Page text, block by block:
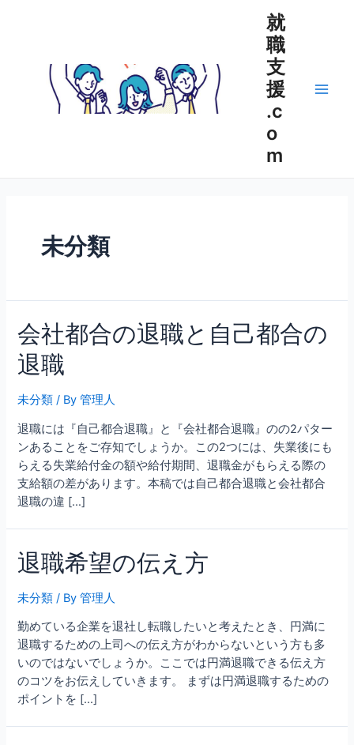
就
職
支
援
.c
o
m
未分類
会社都合の退職と自己都合の
退職
未分類 / By管理人
退職には『自己都合退職』と『会社都合退職』のの2パター
ンあることをご存知でしょうか。この2つには、失業後にも
らえる失業給付金の額や給付期間、退職金がもらえる際の
支給額の差があります。本稿では自己都合退職と会社都合
退職の違 […]
退職希望の伝え方
未分類 / By管理人
勤めている企業を退社し転職したいと考えたとき、円満に
退職するための上司への伝え方がわからないという方も多
いのではないでしょうか。ここでは円満退職できる伝え方
のコツをお伝えしていきます。 まずは円満退職するための
ポイントを […]